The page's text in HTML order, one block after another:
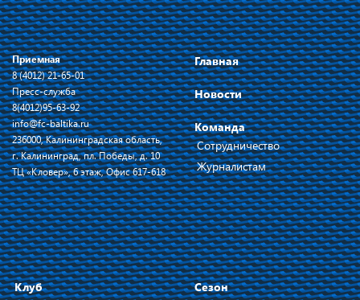
Приемная
8 (4012) 21-65-01
Пресс-служба
8(4012)95-63-92
info@fc-baltika.ru
236000, Калининградская область,
г. Калининград, пл. Победы, д. 10
ТЦ «Кловер», 6 этаж, Офис 617-618
Главная
Новости
Команда
Сотрудничество
Журналистам
Клуб
Сезон